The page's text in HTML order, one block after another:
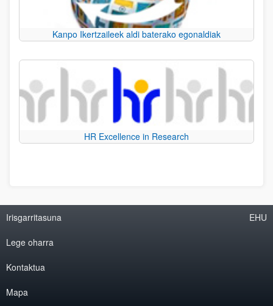
Kanpo Ikertzaileek aldi baterako egonaldiak
HR Excellence in Research
Irisgarritasuna
Lege oharra
Kontaktua
Mapa
EHU